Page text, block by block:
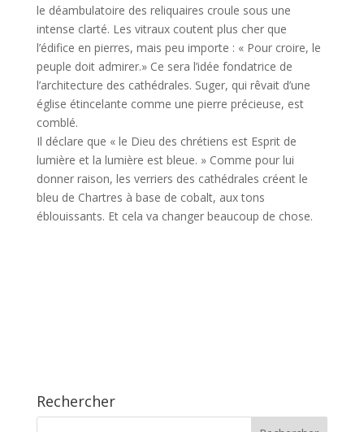
le déambulatoire des reliquaires croule sous une
intense clarté. Les vitraux coutent plus cher que
l’édifice en pierres, mais peu importe : « Pour croire, le
peuple doit admirer.» Ce sera l’idée fondatrice de
l’architecture des cathédrales. Suger, qui rêvait d’une
église étincelante comme une pierre précieuse, est
comblé.
Il déclare que « le Dieu des chrétiens est Esprit de
lumière et la lumière est bleue. » Comme pour lui
donner raison, les verriers des cathédrales créent le
bleu de Chartres à base de cobalt, aux tons
éblouissants. Et cela va changer beaucoup de chose.
Rechercher